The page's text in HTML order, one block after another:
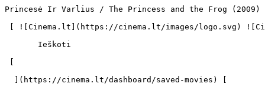
Princesė Ir Varlius / The Princess and the Frog (2009) | Filmo online info - cinema.lt                            Ieškoti     

 [ ![Cinema.lt](https://cinema.lt/images/logo.svg) ![Cinema.lt](https://cinema.lt/images/favicon.svg) ](https://cinema.lt "Cinema.lt")

       Ieškoti     

 [  

  ](https://cinema.lt/dashboard/saved-movies) [  

  ](https://cinema.lt/dashboard/saved-movies)

 [  

   Prisijungti  ](https://cinema.lt/login) [  

  ](https://cinema.lt/login) 

- [  

      ](/ "Pagrindinis")
- [ Repertuaras ](https://cinema.lt/repertuaras "Repertuaras")
- [ Kino teatrai ](https://cinema.lt/kino-teatrai "Kino teatrai")
- [ Apžvalgos ](/apzvalgos "Apžvalgos")
- [ Filmai ](https://cinema.lt/filmai "Filmai")

   Meniu   

 ![Princesė Ir Varlius filmo online nuotraukos](https://s3.eu-central-1.amazonaws.com/cinema-lt/images/movies/backdrop/5f6ab7493bcd5021bf2f56d89aefc0b1/c/vo1aDvBr2YOrMO34-lg.jpg)

 1. [ 

      cinema.lt  ](/)
2. [  Filmai  ](https://cinema.lt/filmai)
3. Princesė Ir Varlius

   ![](https://cinema.lt/images/bookmarks/bookmark.svg)   

 [    ![Princesė Ir Varlius filmo online nuotraukos](https://s3.eu-central-1.amazonaws.com/cinema-lt/images/movies/poster/2a8e043ef9f310c1962b63803911a1fe/c/tB01cLLOoAvsGpfs-2xl.webp)  ](https://s3.eu-central-1.amazonaws.com/cinema-lt/images/movies/poster/2a8e043ef9f310c1962b63803911a1fe/c/tB01cLLOoAvsGpfs-full.jpg) 

   ![](https://cinema.lt/images/bookmarks/bookmark.svg)   

 [    ![Princesė Ir Varlius filmo online nuotraukos](https://s3.eu-central-1.amazonaws.com/cinema-lt/images/movies/poster/2a8e043ef9f310c1962b63803911a1fe/c/tB01cLLOoAvsGpfs-2xl.webp)  ](https://s3.eu-central-1.amazonaws.com/cinema-lt/images/movies/poster/2a8e043ef9f310c1962b63803911a1fe/c/tB01cLLOoAvsGpfs-full.jpg) 

Princesė Ir Varlius The Princess and the Frog The Princess And The Frog 
========================================================================

 Platintojas: UAB "FORUM CINEMAS" [ Animacinis ](https://cinema.lt/zanrai/animaciniai "Animacinis") [ Romantinis ](https://cinema.lt/zanrai/romantiniai "Romantinis") [ Maginė fantastika ](https://cinema.lt/zanrai/magine-fantastika "Maginė fantastika") [ Visai šeimai ](https://cinema.lt/zanrai/visai-seimai "Visai šeimai") 

 1 val. 38 min. 

 [  Filmo informacija   

  ](#storyline-with-details) 

 [ Animacinis ](https://cinema.lt/zanrai/animaciniai "Animacinis") [ Romantinis ](https://cinema.lt/zanrai/romantiniai "Romantinis") [ Maginė fantastika ](https://cinema.lt/zanrai/magine-fantastika "Maginė fantastika") [ Visai šeimai ](https://cinema.lt/zanrai/visai-seimai "Visai šeimai") 

 Princesė Tiana gyvena Naujojo Orleano (džiazo „lopšio“) prancūzų kvartale, „Džiazo amžiaus“ laikais. Kadangi veiksmas vyksta „Džiazo amžiuje“, princesė džiazuoja. Džiazuoja ir varlė – užkerėtas princas. Tiesą sakant, čia džiazuoja visi: nuo paprastų prancūzų kvartalo gyventojų iki nepaprasto krokodilo, gyvenančio pro šalį tekančioje Misisipėje. Tiana – yra pirmoji afroamerikietė mergina gausiame Disnėjaus princesių būryje. Užkerėtas princas yra tiesiog žalia varlė. Herojams susitikus, kalba užsimezga apie bučinį, galintį panaikinti vargšo princo prakeiksmą ir nelaimę. Tačiau galų gale avantiūrai įkalbėtos princesės ryžtas materializuojasi visiškai ne taip, kaip tikėjosi princas… Plačiau 

 [ Premjera 2009 m. gruodžio 08 d. 

 Nerodomas kino teatruose 

 ](#repertoire) 

 Nuotraukos 7 

 Dalintis

 [ ![Facebook](https://cinema.lt/images/socials/facebook_icon_white.svg) ](https://www.facebook.com/sharer/sharer.php?u=https%3A%2F%2Fcinema.lt%2Ffilmai%2Fprincese-ir-varlius)[ ![Messenger](https://cinema.lt/images/socials/messenger_icon_white.svg) ](https://www.facebook.com/dialog/send?link=https%3A%2F%2Fcinema.lt%2Ffilmai%2Fprincese-ir-varlius&redirect_uri=https%3A%2F%2Fcinema.lt%2Ffilmai%2Fprincese-ir-varlius)[ ![LinkedIn](https://cinema.lt/images/socials/linkedin_icon_white.svg) ](https://www.linkedin.com/sharing/share-offsite/?url=https%3A%2F%2Fcinema.lt%2Ffilmai%2Fprincese-ir-varlius)  

  Kino mėgėjų įvertinimas  

  N/A  

   Įvertinti   

 Princesė Tiana gyvena Naujojo Orleano (džiazo „lopšio“) prancūzų kvartale, „Džiazo amžiaus“ laikais. Kadangi veiksmas vyksta „Džiazo amžiuje“, princesė džiazuoja. Džiazuoja ir varlė – užkerėtas princas. Tiesą sakant, čia džiazuoja visi: nuo paprastų